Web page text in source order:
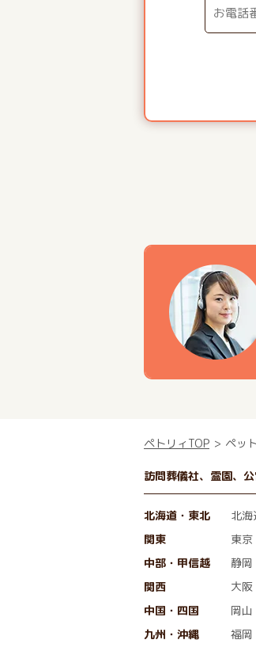
ペトリィTOP ペッ
訪問葬儀社、霊園、
北海道・東北 北海
関東
東京
中部・甲信越
静岡
関西
大阪
中国・四国
岡山
九州・沖縄
福岡